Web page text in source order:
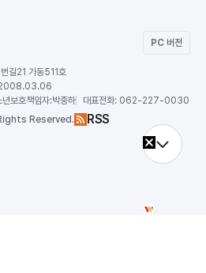
PC 버전
길21 가동511호
2008.03.06
년보호책임자:박종하 대표전화: 062-227-0030
Reserved. RSS